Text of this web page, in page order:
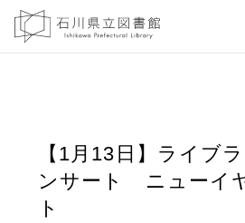
【1月13日】ライブ
ンサート ニューイ
ト